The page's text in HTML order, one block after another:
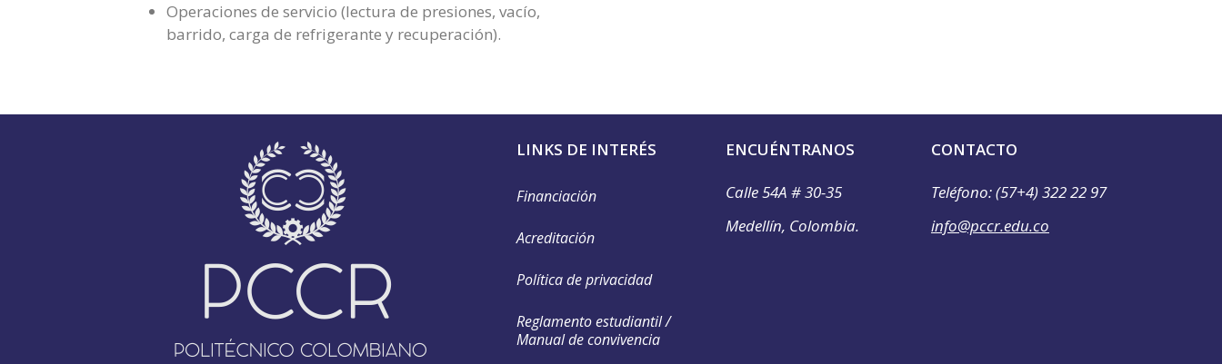
Operaciones de servicio (lectura de presiones, vacío,
barrido, carga de refrigerante y recuperación).
LINKS DE INTERÉS
Financiación
Acreditación
Política de privacidad
Reglamento estudiantil /
Manual de convivencia
ENCUÉNTRANOS
Calle 54A # 30-35
Medellín, Colombia.
CONTACTO
Teléfono: (57+4) 322 22 97
info@pccr.edu.co